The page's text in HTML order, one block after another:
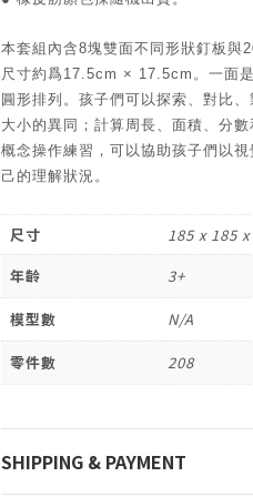
本套組內含8塊雙面不同形狀釘板與
尺寸約爲17.5cm × 17.5cm。一面
圓形排列。孩子們可以探索、對比
大小的異同；計算周長、面積、分
概念操作練習，可以協助孩子們以
己的理解狀況。
尺寸
185 x 185
年齡
3+
模型數 N/A
零件數 208
SHIPPING & PAYMENT